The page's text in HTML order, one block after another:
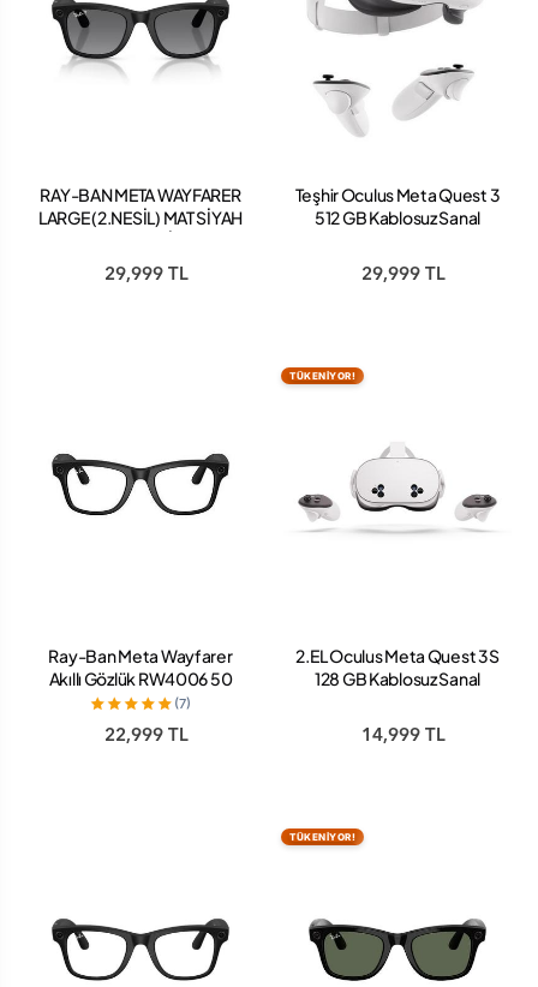
RAY-BAN META WAYFARER
LARGE (2.NESİL) MAT SİYAH
29,999 TL
Teşhir Oculus Meta Quest 3
512 GB Kablosuz Sanal
29,999 TL
Ray-Ban Meta Wayfarer
Akıllı Gözlük RW4006 50
Beden 601S1M50 Mat
Siyah Şeffaf Grafit Yeşil
Transitions Cam Rengi
(7)
22,999 TL
TÜKENİYOR!
2.EL Oculus Meta Quest 3S
128 GB Kablosuz Sanal
14,999 TL
TÜKENİYOR!